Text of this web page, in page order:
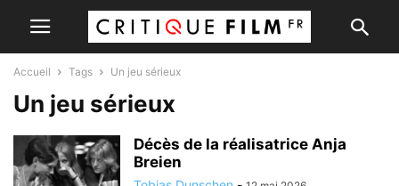
Accueil Tags Un jeu sérieux
Un jeu sérieux
Décès de la réalisatrice Anja
Breien